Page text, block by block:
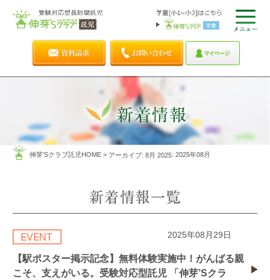
伸芽'Sクラブ託児HOME> アーカイブ: 8月 2025: 2025年08月
2025年08月29日
【駅ポスター掲示記念】無料体験実施中！がんばる親
こそ、支えがいる。受験対応型託児 「伸芽’Sクラ